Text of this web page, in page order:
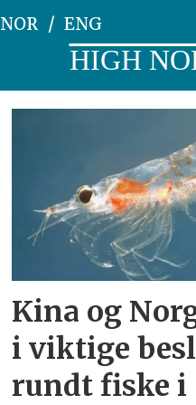
NOR ENG
HIGH
Kina og
i viktige
rundt fiske i